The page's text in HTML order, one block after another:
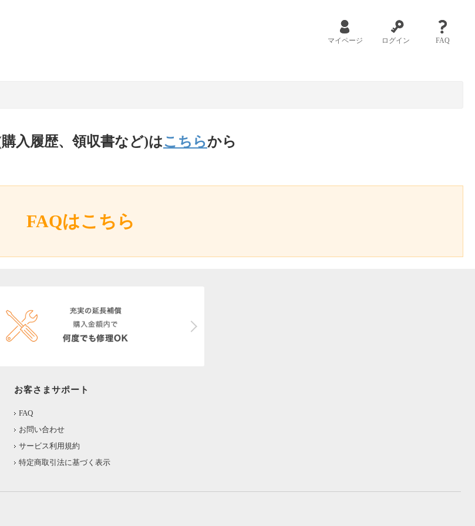
マイページ ログイン FAQ
入履歴、領収書など)はこちらから
FAQはこちら
お客さまサポート
FAQ
お問い合わせ
サービス利用規約
特定商取引法に基づく表示